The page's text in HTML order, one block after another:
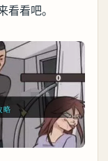
看吧。